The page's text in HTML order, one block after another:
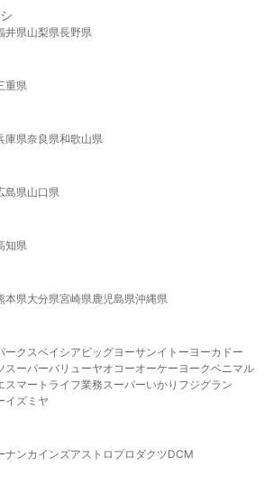
井県山梨県長野県
重県
庫県奈良県和歌山県
島県山口県
知県
本県大分県宮崎県鹿児島県沖縄県
ークスベイシア ビッグヨーサンイトーヨーカドー
スーパーバリューヤオコーオーケー ヨークベニマル
スマート ライフ業務スーパーいかり フジグラン
イズミヤ
ナンカインズアストロプロダクツDCM